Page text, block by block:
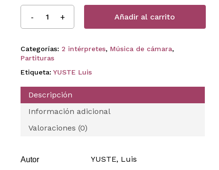
Añadir al carrito
Categorías: 2 intérpretes, Música de cámara,
Partituras
Etiqueta: YUSTE Luis
Descripción
Información adicional
Valoraciones (0)
Autor YUSTE, Luis